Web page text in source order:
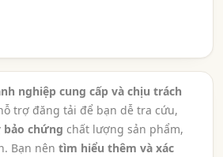
nghiệp cung cấp và chịu trách
trợ đăng tải để bạn dễ tra cứu,
bảo chứng chất lượng sản phẩm,
Bạn nên tìm hiểu thêm và xác